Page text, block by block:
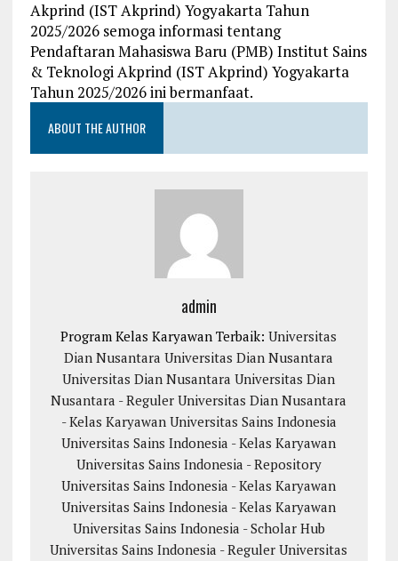
Akprind (IST Akprind) Yogyakarta Tahun
2025/2026 semoga informasi tentang
Pendaftaran Mahasiswa Baru (PMB) Institut Sains
& Teknologi Akprind (IST Akprind) Yogyakarta
Tahun 2025/2026 ini bermanfaat.
ABOUT THE AUTHOR
admin
Program Kelas Karyawan Terbaik:Universitas
Dian Nusantara Universitas Dian Nusantara
Universitas Dian Nusantara Universitas Dian
Nusantara - Reguler Universitas Dian Nusantara
- Kelas Karyawan Universitas Sains Indonesia
Universitas Sains Indonesia - Kelas Karyawan
Universitas Sains Indonesia - Repository
Universitas Sains Indonesia - Kelas Karyawan
Universitas Sains Indonesia - Kelas Karyawan
Universitas Sains Indonesia - Scholar Hub
Universitas Sains Indonesia - Reguler Universitas